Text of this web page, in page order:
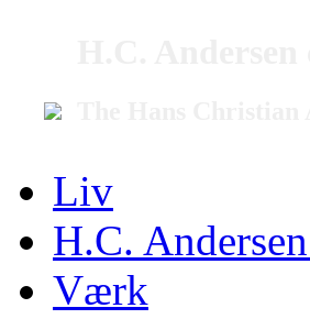
Liv
H.C.
Værk